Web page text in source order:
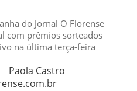
do Jornal O Florense
com prêmios sorteados
na última terça-feira
Paola Castro